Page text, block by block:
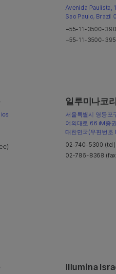
Avenida Paulista,
Sao Paulo, Brazil
+55-11-3500-
+55-11-3500-
일루미나코
서울특별시 영등포
여의대로 66 iM증
대한민국(우편번호
02-740-5300 (tel)
02-786-8368
Illumina